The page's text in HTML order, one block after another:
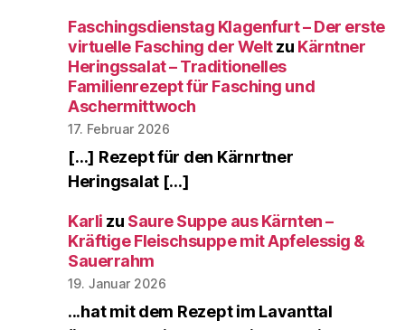
Faschingsdienstag Klagenfurt – Der erste
virtuelle Fasching der Weltzu Kärntner
Heringssalat – Traditionelles
Familienrezept für Fasching und
Aschermittwoch
17. Februar 2026
[…] Rezept für den Kärnrtner
Heringsalat […]
Karli zu Saure Suppe aus Kärnten –
Kräftige Fleischsuppe mit Apfelessig &
Sauerrahm
19. Januar 2026
...hat mit dem Rezept im Lavanttal